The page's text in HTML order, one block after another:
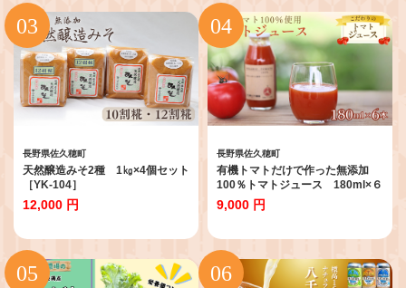
長野県佐久穂町
天然醸造みそ2種 1㎏×4個セット
［YK-104］
12,000 円
長野県佐久穂町
有機トマトだけで作った無添加
100％トマトジュース 180ml×６
本［ST-110-01］
9,000 円